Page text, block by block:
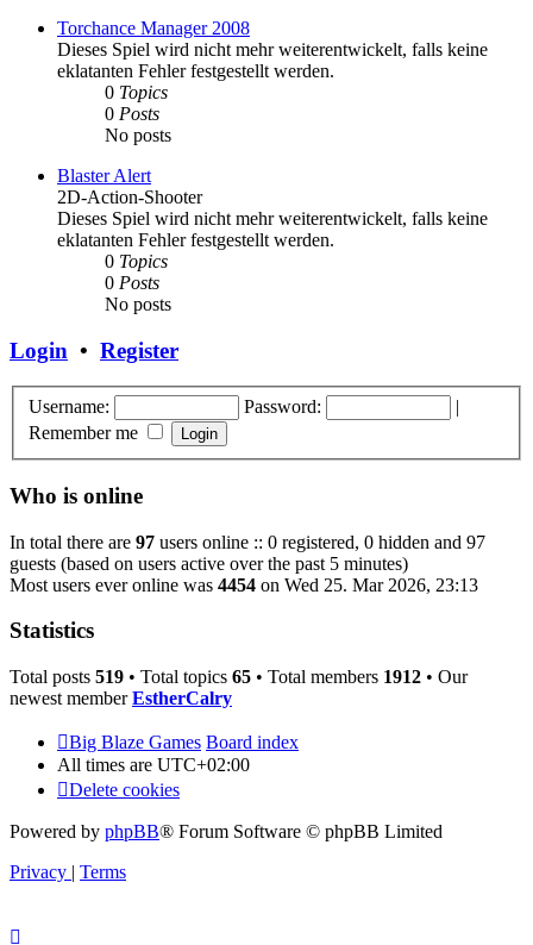
post
Torchance Manager 2008
Dieses Spiel wird nicht mehr weiterentwickelt, falls keine
eklatanten Fehler festgestellt werden.
0 Topics
0 Posts
No posts
Blaster Alert
2D-Action-Shooter
Dieses Spiel wird nicht mehr weiterentwickelt, falls keine
eklatanten Fehler festgestellt werden.
0 Topics
0 Posts
No posts
Login • Register
Username: Password:
|
Remember me
Who is online
In total there are 97 users online :: 0 registered, 0 hidden and 97
guests (based on users active over the past 5 minutes)
Most users ever online was 4454 on Wed 25. Mar 2026, 23:13
Statistics
Total posts 519 • Total topics 65 • Total members 1912 • Our
newest memberEstherCalry
Big Blaze Games Board index
All times are UTC+02:00
Delete cookies
Powered by phpBB® Forum Software © phpBB Limited
Privacy | Terms